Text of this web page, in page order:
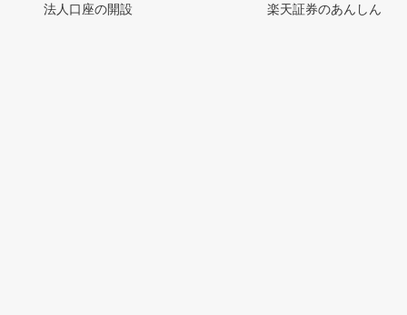
法人口座の開設
楽天証券のあんしん